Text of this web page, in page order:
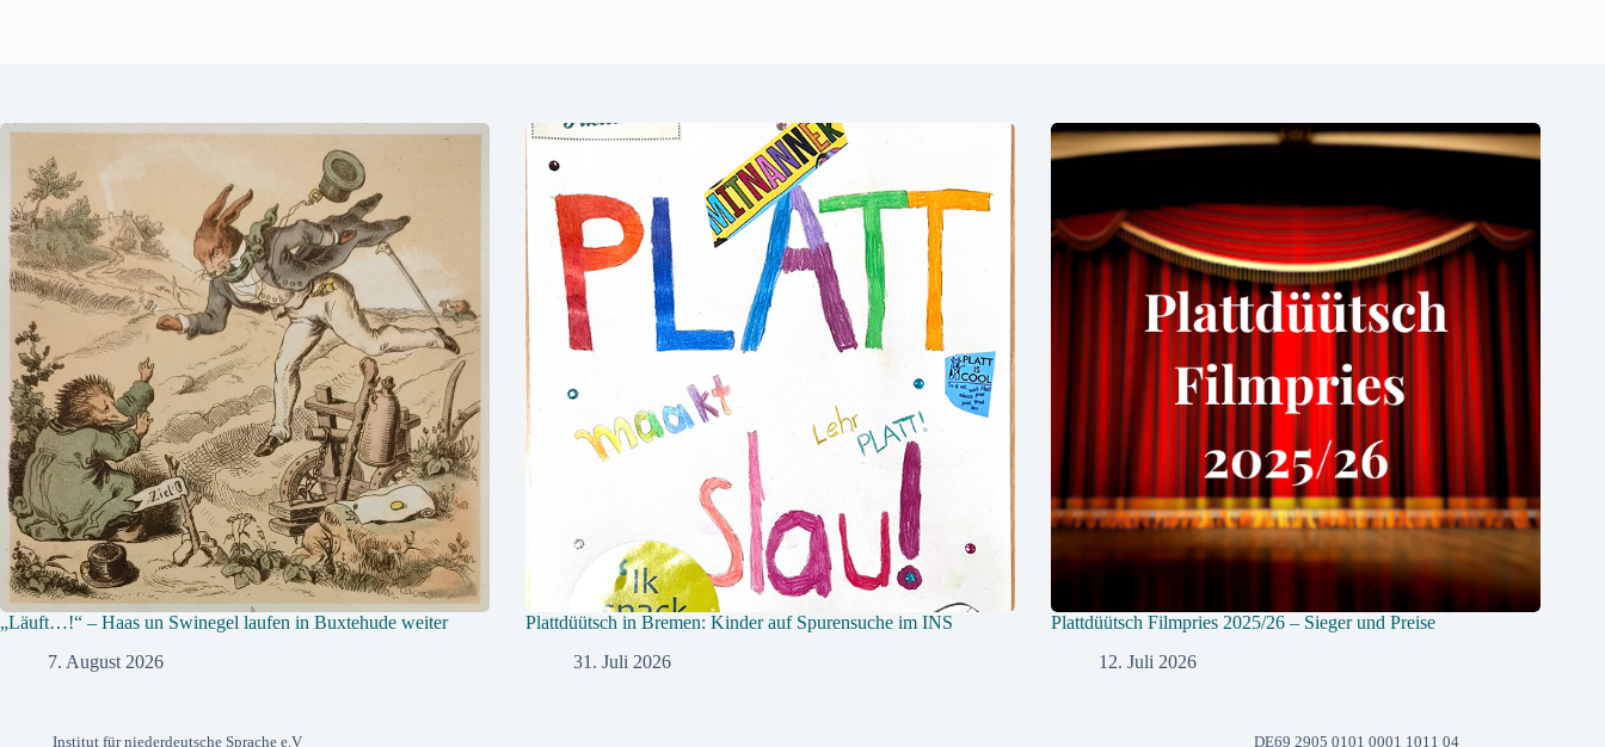
„Läuft…!“ – Haas un Swinegel laufen in Buxtehude weiter
7. August 2026
Plattdüütsch in Bremen: Kinder auf Spurensuche im INS
31. Juli 2026
Plattdüütsch Filmpries 2025/26 – Sieger und Preise
12. Juli 2026
Institut für niederdeutsche Sprache e.V DE69 2905 0101 0001 1011 04